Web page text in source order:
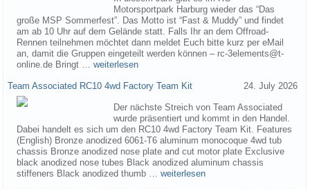
Motorsportpark Harburg wieder das “Das
große MSP Sommerfest”. Das Motto ist “Fast & Muddy” und findet
am ab 10 Uhr auf dem Gelände statt. Falls Ihr an dem Offroad-
Rennen teilnehmen möchtet dann meldet Euch bitte kurz per eMail
an, damit die Gruppen eingeteilt werden können – rc-3elements@t-
online.de Bringt … weiterlesen
Team Associated RC10 4wd Factory Team Kit 24. July 2026
Der nächste Streich von Team Associated
wurde präsentiert und kommt in den Handel.
Dabei handelt es sich um den RC10 4wd Factory Team Kit. Features
(English) Bronze anodized 6061-T6 aluminum monocoque 4wd tub
chassis Bronze anodized nose plate and cut motor plate Exclusive
black anodized nose tubes Black anodized aluminum chassis
stiffeners Black anodized thumb … weiterlesen